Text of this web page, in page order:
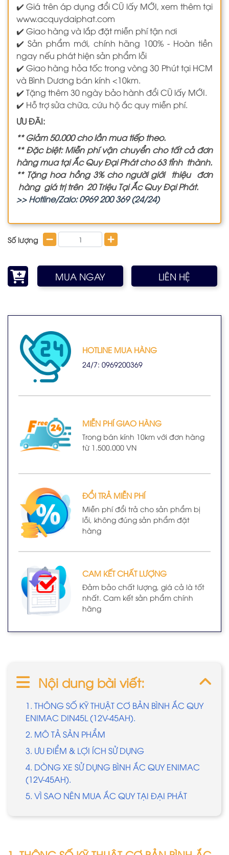
✔️ Giá trên áp dụng đổi CŨ lấy MỚI, xem thêm tại
www.acquydaiphat.com
✔️ Giao hàng và lắp đặt miễn phí tận nơi
✔️ Sản phẩm mới, chính hãng 100% - Hoàn tiền
ngay nếu phát hiện sản phẩm lỗi
✔️ Giao hàng hỏa tốc trong vòng 30 Phút tại HCM
và Bình Dương bán kính <10km.
✔️ Tặng thêm 30 ngày bảo hành đổi CŨ lấy MỚI.
✔️ Hỗ trợ sửa chữa, cứu hộ ắc quy miễn phí.
ƯU ĐÃI:
** Giảm 50.000 cho lần mua tiếp theo.
** Đặc biệt: Miễn phí vận chuyển cho tất cả đơn
hàng mua tại Ắc Quy Đại Phát cho 63 tỉnh thành.
** Tặng hoa hồng 3% cho người giới thiệu đơn
hàng giá trị trên 20 Triệu Tại Ắc Quy Đại Phát.
>> Hotline/Zalo: 0969 200 369 (24/24)
Số lượng
MUA NGAY LIÊN HỆ
HOTLINE MUA HÀNG
24/7: 0969200369
MIỄN PHÍ GIAO HÀNG
Trong bán kính 10km với đơn hàng
từ 1.500.000 VN
ĐỔI TRẢ MIỄN PHÍ
Miễn phí đổi trả cho sản phẩm bị
lỗi, không đúng sản phẩm đặt
hàng
CAM KẾT CHẤT LƯỢNG
Đảm bảo chất lượng, giá cả là tốt
nhất. Cam kết sản phẩm chính
hãng
Nội dung bài viết:
1. THÔNG SỐ KỸ THUẬT CƠ BẢN BÌNH ẮC QUY
ENIMAC DIN45L (12V-45AH).
2. MÔ TẢ SẢN PHẨM
3. ƯU ĐIỂM & LỢI ÍCH SỬ DỤNG
4. DÒNG XE SỬ DỤNG BÌNH ẮC QUY ENIMAC
(12V-45AH).
5. VÌ SAO NÊN MUA ẮC QUY TẠI ĐẠI PHÁT